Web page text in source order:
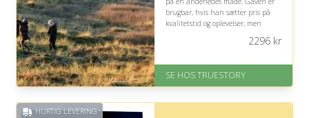
brugbar, hvis han sætter pris på
kvalitetstid og oplevelser, men
Eller lav digitalt gavekort med det
Fremragende Trustpilot rating
2296kr
SE HOS TRUESTORY
HURTIG LEVERING